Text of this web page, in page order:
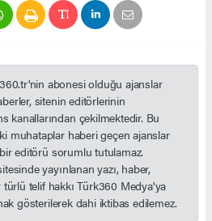
abonesi olduğu ajanslar
sitenin editörlerinin
kanallarından çekilmektedir. Bu
muhataplar haberi geçen ajanslar
editörü sorumlu tutulamaz.
yayınlanan yazı, haber,
telif hakkı Türk360 Medya'ya
gösterilerek dahi iktibas edilemez.